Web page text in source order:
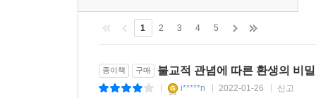
1 2 3 4 5
종이책 구매 불교적 관념에 따른 환생의 비
i*****n 2022-01-26 신고